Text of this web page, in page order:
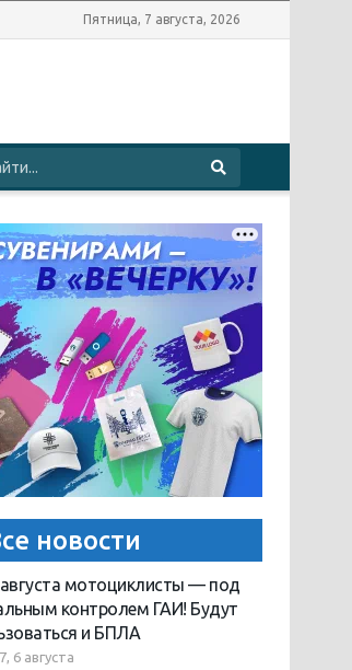
Пятница, 7 августа, 2026
новости
мотоциклисты — под
контролем ГАИ! Будут
и БПЛА
6 августа